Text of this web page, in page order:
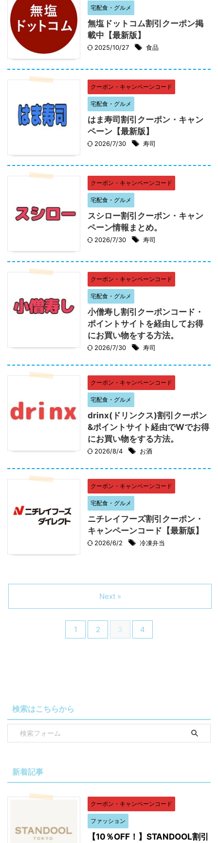
宅配食・グルメ
無塩ドットコム割引クーポン掲
載中【最新版】
2025/10/27 食品
クーポン・キャンペーンコード
宅配食・グルメ
はま寿司割引クーポン・キャン
ペーン【最新版】
2026/7/30 寿司
クーポン・キャンペーンコード
宅配食・グルメ
スシロー割引クーポン・キャン
ペーン情報まとめ。
2026/7/30 寿司
クーポン・キャンペーンコード
宅配食・グルメ
小僧寿し割引クーポンコード・
ポイントサイトを経由してお得
にお買い物をする方法。
2026/7/30 寿司
クーポン・キャンペーンコード
宅配食・グルメ
drinx(ドリンクス)割引クーポン
&ポイントサイト経由でWでお得
にお買い物をする方法。
2026/8/4 お酒
クーポン・キャンペーンコード
宅配食・グルメ
ニチレイフーズ割引クーポン・
キャンペーンコード【最新版】
2026/6/2 冷凍弁当
1 2 3 4
Next »
検索はこちらから
新着記事
クーポン・キャンペーンコード
ファッション
【10％OFF！】STANDOOL割引